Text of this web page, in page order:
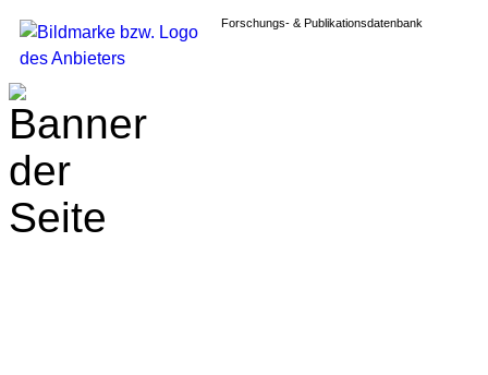
Forschungs- & Publikationsdatenbank